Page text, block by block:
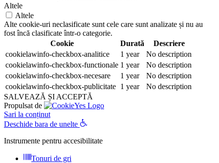
Altele
Altele
Alte cookie-uri neclasificate sunt cele care sunt analizate și nu au
fost încă clasificate într-o categorie.
Cookie
Durată
Descriere
cookielawinfo-checkbox-analitice
1 year
No description
cookielawinfo-checkbox-functionale 1 year
No description
cookielawinfo-checkbox-necesare
1 year
No description
cookielawinfo-checkbox-publicitate 1 year
No description
SALVEAZĂ ȘI ACCEPTĂ
Propulsat de
Sari la conținut
Deschide bara de unelte
Instrumente pentru accesibilitate
Tonuri de gri